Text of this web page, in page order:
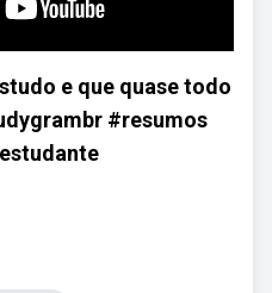
e que quase todo
#resumos